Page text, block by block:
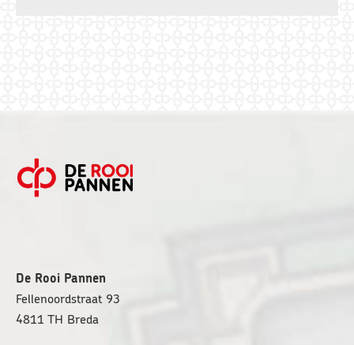
FOOTER
De Rooi Pannen
Fellenoordstraat 93
4811 TH Breda